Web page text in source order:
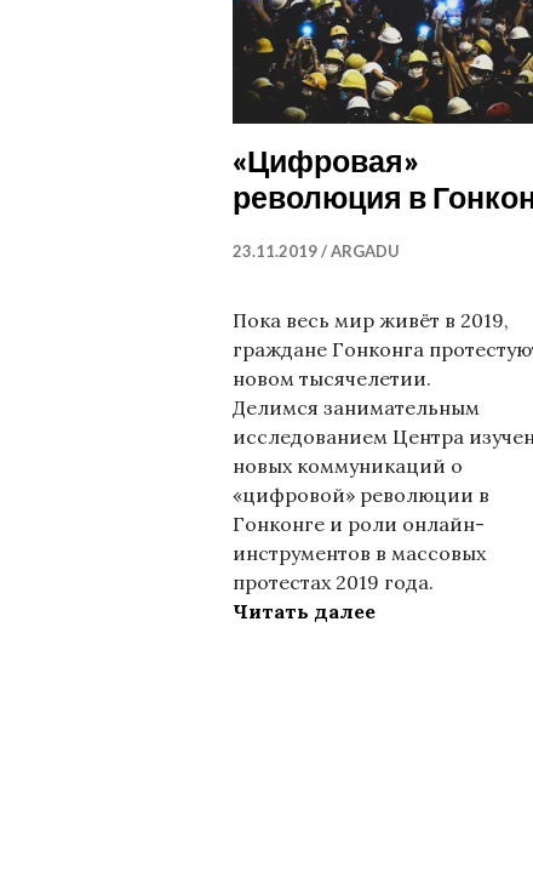
«Цифровая»
революция в
23.11.2019 ARGADU
Пока весь мир живёт в 2019,
граждане Гонконга
новом тысячелетии.
Делимся занимательным
исследованием Центра
новых коммуникаций о
«цифровой» революции в
Гонконге и роли онлайн-
инструментов в массовых
протестах 2019 года.
Читать далее«Цифровая»